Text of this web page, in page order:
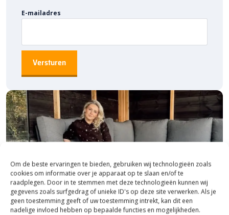
Om de beste ervaringen te bieden, gebruiken wij technologieën zoals
cookies om informatie over je apparaat op te slaan en/of te
raadplegen. Door in te stemmen met deze technologieën kunnen wij
gegevens zoals surfgedrag of unieke ID's op deze site verwerken. Als je
geen toestemming geeft of uw toestemming intrekt, kan dit een
nadelige invloed hebben op bepaalde functies en mogelijkheden.
E-mailadres